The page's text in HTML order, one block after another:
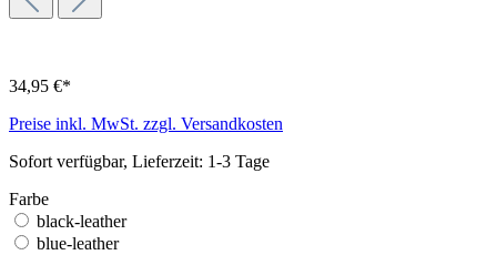
34,95 €*
Preise inkl. MwSt. zzgl. Versandkosten
Sofort verfügbar, Lieferzeit: 1-3 Tage
Farbe
black-leather
blue-leather